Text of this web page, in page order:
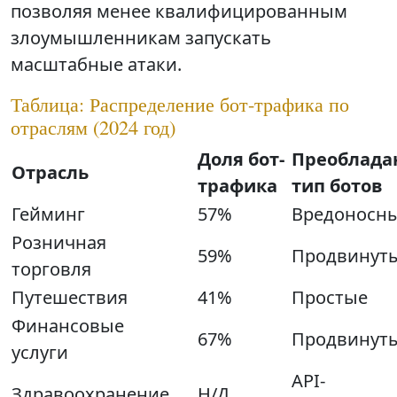
позволяя менее квалифицированным
злоумышленникам запускать
масштабные атаки.
Таблица: Распределение бот-трафика по
отраслям (2024 год)
Отрасль
Доля бот-
трафика
тип ботов
Гейминг
57%
Розничная
торговля
59%
Путешествия
41%
Финансовые
услуги
67%
API-